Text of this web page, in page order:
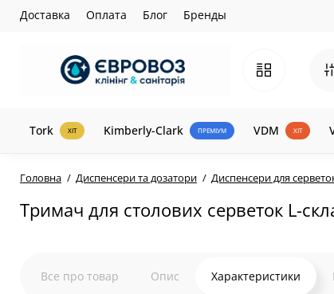
Доставка Оплата Блог Бренды
Tork ХІТ Kimberly-Clark ПРЕМІУМ VDM ХІТ
Головна Диспенсери та дозатори Диспенсери для
Тримач для столових серветок L-
Все про товар Опис Характеристики